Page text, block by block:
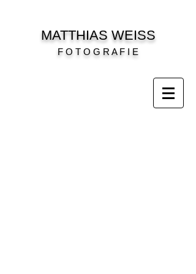
MATTHIAS WEISS
F O T O G R A F I E